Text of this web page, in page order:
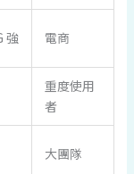
強 電商
重度使用
者
大團隊